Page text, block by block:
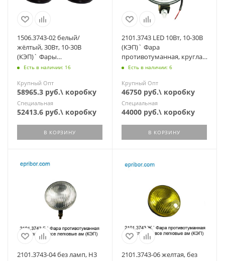
1506.3743-02 белый/
жёлтый, 30Вт, 10-30В
(КЭП)` Фары
противотуман.(к-т. 2шт)
Есть в наличии: 16
Крупный Опт
58965.3 руб.\ коробку
Специальная
52413.6 руб.\ коробку
В КОРЗИНУ
2101.3743 LED 10Вт, 10-30В
(КЭП)` Фара
противотуманная, круглая
(ан.ФПГ 101-01-02) доп.
Есть в наличии: 6
Крупный Опт
46750 руб.\ коробку
Специальная
44000 руб.\ коробку
В КОРЗИНУ
2101.3743-04 без ламп, Н3
2101.3743-06 желтая, без